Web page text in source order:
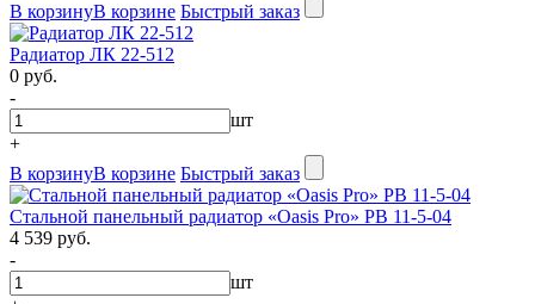
В корзинуВ корзине Быстрый заказ
Радиатор ЛК 22-512
0 руб.
-
шт
+
В корзинуВ корзине Быстрый заказ
Стальной панельный радиатор «Oasis Pro» PB 11-5-04
4 539 руб.
-
шт